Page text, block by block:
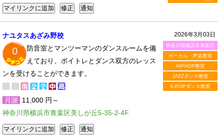
2026年3月03日
神奈川県横浜市青葉区
ボーカル・声楽教室
HIPHOP教室
JAZZダンス教室
K-POPダンス教室
ナユタスあざみ野校
0
防音室とマンツーマンのダンスルームを備
えており、ボイトレとダンス双方のレッス
ンを受けることができます。
月謝 11,000 円～
神奈川県横浜市青葉区美しが丘5-35-2-4F